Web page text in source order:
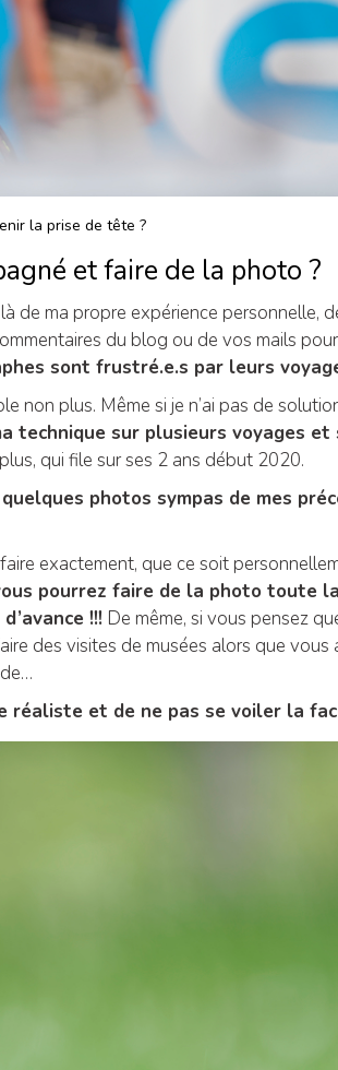
la prise de tête ?
et faire de la photo ?
de ma propre expérience personnelle,
du blog ou de vos mails
sont frustré.e.s par leurs
non plus. Même si je n’ai pas de
technique sur plusieurs voyages et
qui file sur ses 2 ans début 2020.
photos sympas de mes
exactement, que ce soit
pourrez faire de la photo toute
!!! De même, si vous pensez
des visites de musées alors que vous
réaliste et de ne pas se voiler la